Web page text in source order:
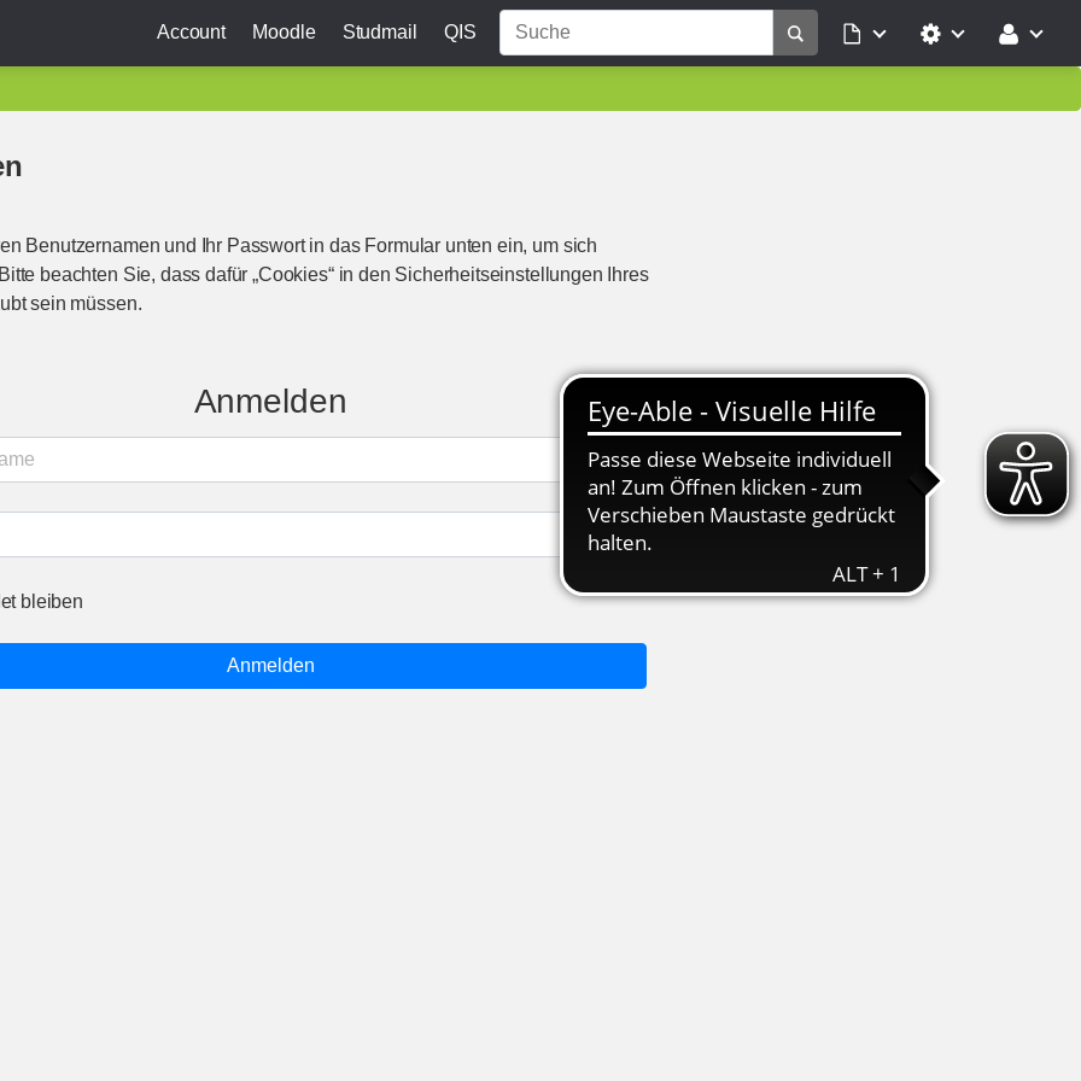
Account Moodle Studmail QIS
Benutzernamen und Ihr Passwort in das Formular unten ein, um sich
beachten Sie, dass dafür „Cookies“ in den Sicherheitseinstellungen Ihres
sein müssen.
Anmelden
bleiben
Anmelden